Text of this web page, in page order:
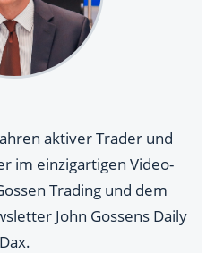
aktiver Trader und
im einzigartigen Video-
Trading und dem
John Gossens Daily
Dax.